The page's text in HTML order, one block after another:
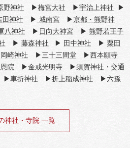
野神社 ▶梅宮大社 ▶ 宇治上神社 ▶
田神社 ▶ 城南宮▶ 京都・熊野神
八神社 ▶ 日向大神宮▶ 熊野若王子
▶ 藤森神社 ▶ 田中神社 ▶ 粟田
岡崎神社 ▶ 三十三間堂▶ 西本願寺
院 ▶ 金戒光明寺▶ 須賀神社・交通
▶ 車折神社 ▶ 折上稲成神社 ▶ 六孫
神社・寺院 一覧